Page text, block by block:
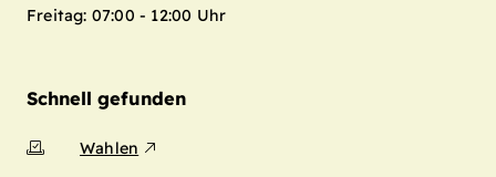
Freitag: 07:00 - 12:00 Uhr
Schnell gefunden
Wahlen